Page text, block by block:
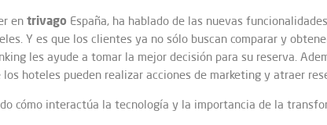
en trivago España, ha hablado de las nuevas
Y es que los clientes ya no sólo buscan comparar y
les ayude a tomar la mejor decisión para su reserva.
hoteles pueden realizar acciones de marketing y atraer
cómo interactúa la tecnología y la importancia de la